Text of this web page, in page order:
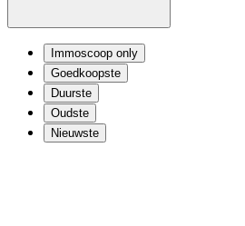
Immoscoop only
Goedkoopste
Duurste
Oudste
Nieuwste